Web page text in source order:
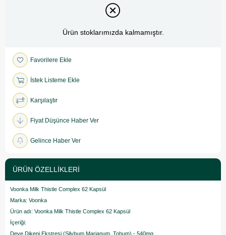
Ürün stoklarımızda kalmamıştır.
Favorilere Ekle
İstek Listeme Ekle
Karşılaştır
Fiyat Düşünce Haber Ver
Gelince Haber Ver
ÜRÜN ÖZELLIKLERI
Voonka Milk Thistle Complex 62 Kapsül
Marka: Voonka
Ürün adı: Voonka Milk Thistle Complex 62 Kapsül
İçeriği:
Deve Dikeni Ekstresi (Silybum Marianum, Tohum) - 540mg